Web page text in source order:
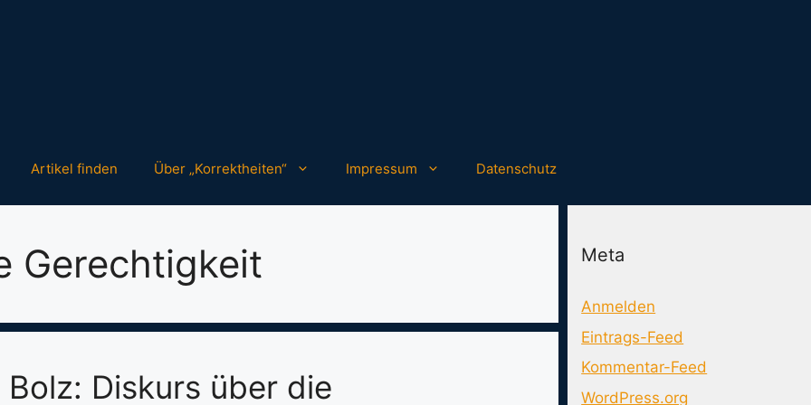
Artikel finden Über „Korrektheiten“ Impressum Datenschutz
Gerechtigkeit
Diskurs über die
Meta
Anmelden
Eintrags-Feed
Kommentar-Feed
WordPress.org